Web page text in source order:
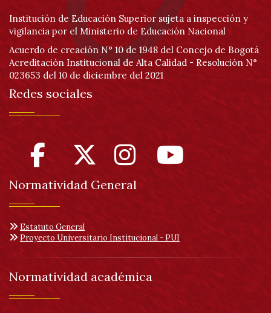
Institución de Educación Superior sujeta a inspección y
vigilancia por el Ministerio de Educación Nacional
Acuerdo de creación N° 10 de 1948 del Concejo de Bogotá
Acreditación Institucional de Alta Calidad - Resolución N°
023653 del 10 de diciembre del 2021
Redes sociales
Normatividad General
Estatuto General
Proyecto Universitario Institucional - PUI
Normatividad académica